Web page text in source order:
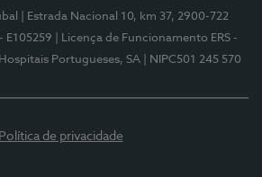
| Estrada Nacional 10, km 37, 2900-722
E105259
| Licença de Funcionamento ERS -
Portugueses, SA | NIPC501 245 570
Política de privacidade